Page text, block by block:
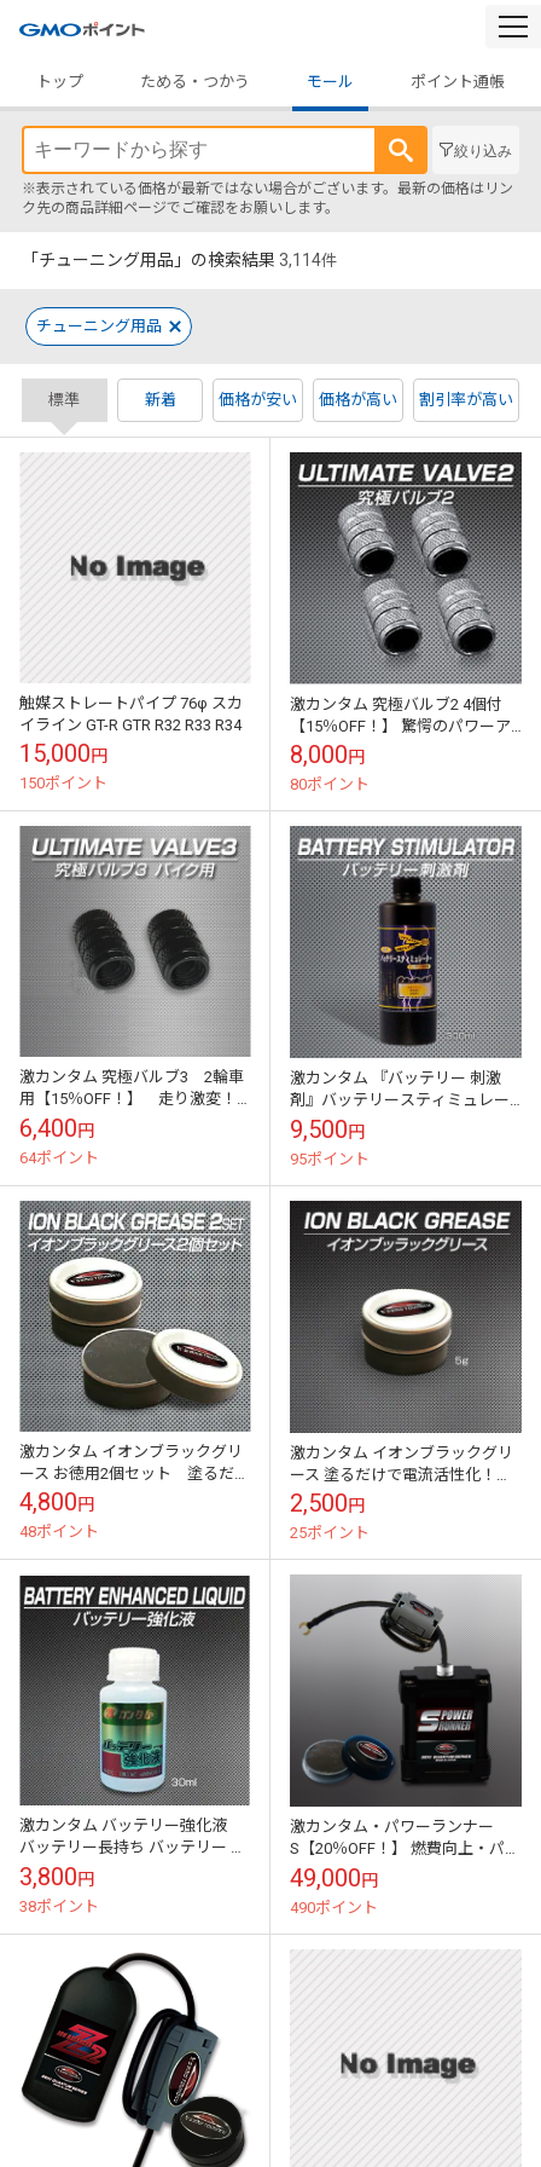
トップ
ためる・つかう モール ポイント通帳
絞り込み
※表示されている価格が最新ではない場合がございます。最新の価格はリン
ク先の商品詳細ページでご確認をお願いします。
「チューニング用品」の検索結果 3,114件
チューニング用品
標準 新着 価格が安い 価格が高い 割引率が高い
触媒ストレートパイプ 76φ スカ
イライン GT-R GTR R32 R33 R34
15,000円
150ポイント
激カンタム 究極バルブ2 4個付
【15％OFF！】 驚愕のパワーア
ップと燃費向上 静電気除去 イオ
ンブラックグリース付属
8,000円
80ポイント
激カンタム 究極バルブ3 2輪車
用【15％OFF！】 走り激変！
燃費向上・静電気除去・パワー
アップ！＜イオンブラックグリ
ース付属＞
6,400円
64ポイント
激カンタム 『バッテリー 刺激
剤』バッテリースティミュレー
ター バッテリー長持ち！エン
ジン始動性アップ・燃費向上・
トルクアップ・メ...
9,500円
95ポイント
激カンタム イオンブラックグリ
ース お徳用2個セット 塗るだ
けで電流活性化！ 燃費向上、
耐久性・パワーアップグリース
4,800円
48ポイント
激カンタム イオンブラックグリ
ース 塗るだけで電流活性化！
燃費向上、耐久性・パワーアッ
プグリース
2,500円
25ポイント
激カンタム バッテリー強化液
バッテリー長持ち バッテリー 補
強 燃費向上 燃費改善 低燃費車
パワーアップで異次元の走りを
実現 ...
3,800円
38ポイント
激カンタム・パワーランナー
S【20％OFF！】 燃費向上・パワ
ーアップ！激シリーズ、ワンラ
ンク上の超強力パワー!!
49,000円
490ポイント